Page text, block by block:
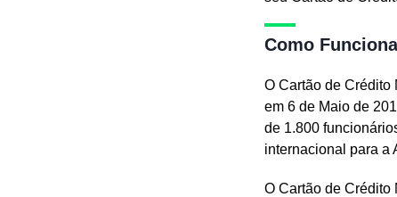
Como
O Cartão de Crédito
em 6 de Maio de
de 1.800
internacional para a
O Cartão de Crédito